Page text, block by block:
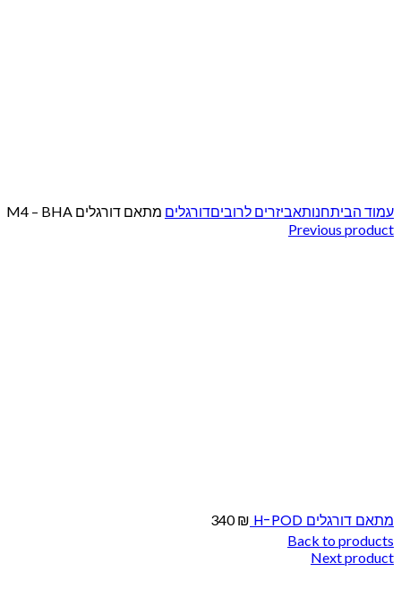
עמוד הביתחנותאביזרים לרוביםדורגלים מתאם דורגלים M4 – BHA
Previous product
מתאם דורגלים H-POD 340₪
Back to products
Next product